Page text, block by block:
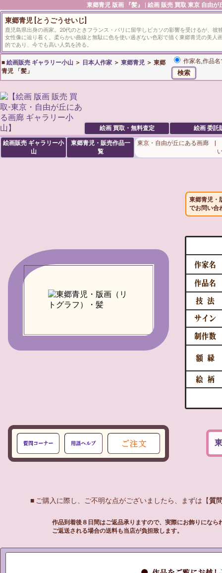
東郷青児 版画 『髪』 | 絵画 販売 買取 東京 自由が
東郷青児 [とうごうせいじ]
鹿児島県出身の画家。20代のときフランス・パリに留学しピカソの影響を受けるが、彼
女性像に辿り着く。柔らかい曲線と無駄に色を使い過ぎない色彩で描く東郷青児の美人
的であり、今でも高い人気を誇る。
■ 絵画販売 ギャラリー小山 ＞ 日本人作家 ＞ 東郷青児 ＞ 東郷
青児 「髪」
作家名,作品
絵画 買取・無料査定 絵画 委託
絵画販売 ギャラリー小
山
東郷青児・販売作品一
覧
東京・自由が丘にある画廊 |
東郷青児・
でお問い合
■ ご購入に際し、ご不明な点がございましたら、まずは【質
作品到着後８日間はご返品承りますので、実際にお飾りになら
ご返送される場合の送料も当店が負担致します。